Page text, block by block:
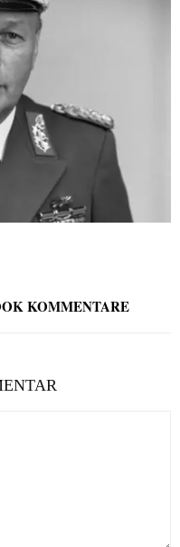
KOMMENTARE